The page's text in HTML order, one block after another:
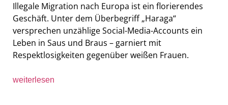
Illegale Migration nach Europa ist ein florierendes
Geschäft. Unter dem Überbegriff „Haraga“
versprechen unzählige Social-Media-Accounts ein
Leben in Saus und Braus – garniert mit
Respektlosigkeiten gegenüber weißen Frauen.
weiterlesen